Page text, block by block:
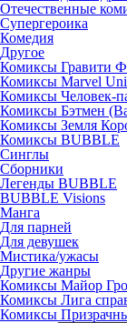
Отечественные
Супергероика
Комедия
Другое
Комиксы Гравити
Комиксы Marvel
Комиксы Человек-
Комиксы Бэтмен
Комиксы Земля
Комиксы BUBBLE
Синглы
Сборники
Легенды BUBBLE
BUBBLE Visions
Манга
Для парней
Для девушек
Мистика/ужасы
Другие жанры
Комиксы Майор
Комиксы Лига
Комиксы